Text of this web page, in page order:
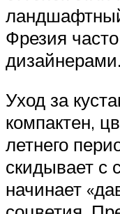
Фрезия
дизайнерами.
Уход за
компактен,
летнего
скидывает с
начинает